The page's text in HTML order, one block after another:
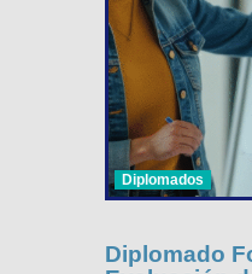
Diplomados
Diplomado